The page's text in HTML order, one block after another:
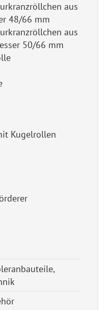
aus
48/66 mm
aus
50/66 mm
Kugelrollen